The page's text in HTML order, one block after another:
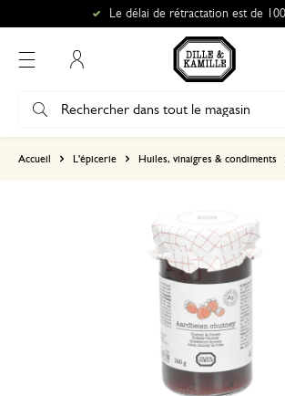
Le délai de rétractation est de
Accueil L'épicerie Huiles, vinaigres & condiments